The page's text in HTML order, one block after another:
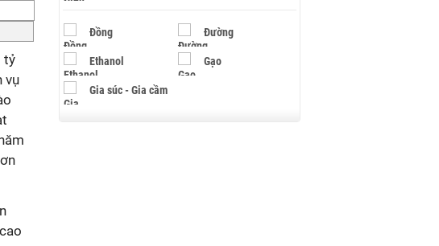
tỷ
vụ
Đồng Đường
Ethanol Gạo
Gia súc - Gia cầm